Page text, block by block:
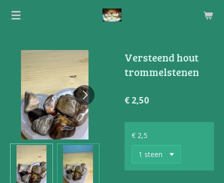
Ga
Versteend hout
trommelstenen
€ 2,50
€ 2,5